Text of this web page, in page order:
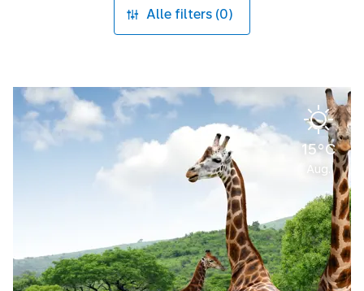
Alle filters (0)
15°C
Aug.